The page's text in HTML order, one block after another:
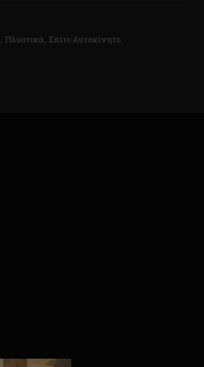
, Πλυστικά, Σπίτι-Αυτοκίνητο